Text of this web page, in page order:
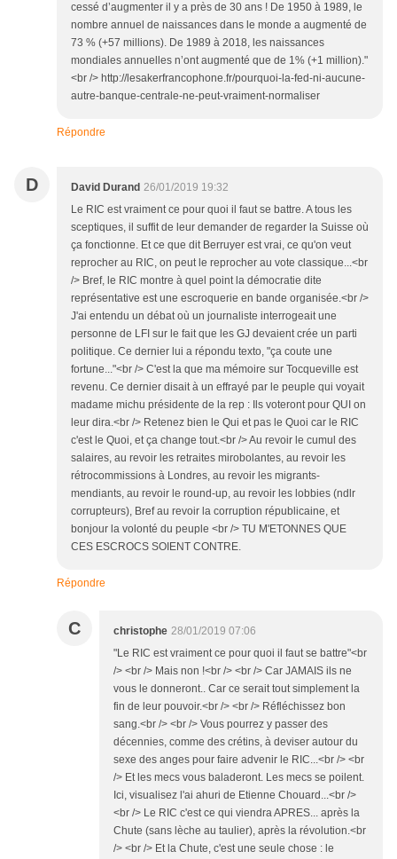
cessé d’augmenter il y a près de 30 ans ! De 1950 à 1989, le
nombre annuel de naissances dans le monde a augmenté de
73 % (+57 millions). De 1989 à 2018, les naissances
mondiales annuelles n’ont augmenté que de 1% (+1 million)."
<br /> http://lesakerfrancophone.fr/pourquoi-la-fed-ni-aucune-
autre-banque-centrale-ne-peut-vraiment-normaliser
Répondre
D David Durand 26/01/2019 19:32
Le RIC est vraiment ce pour quoi il faut se battre. A tous les
sceptiques, il suffit de leur demander de regarder la Suisse où
ça fonctionne. Et ce que dit Berruyer est vrai, ce qu'on veut
reprocher au RIC, on peut le reprocher au vote classique...<br
/> Bref, le RIC montre à quel point la démocratie dite
représentative est une escroquerie en bande organisée.<br />
J'ai entendu un débat où un journaliste interrogeait une
personne de LFI sur le fait que les GJ devaient crée un parti
politique. Ce dernier lui a répondu texto, "ça coute une
fortune..."<br /> C'est la que ma mémoire sur Tocqueville est
revenu. Ce dernier disait à un effrayé par le peuple qui voyait
madame michu présidente de la rep : Ils voteront pour QUI on
leur dira.<br /> Retenez bien le Qui et pas le Quoi car le RIC
c'est le Quoi, et ça change tout.<br /> Au revoir le cumul des
salaires, au revoir les retraites mirobolantes, au revoir les
rétrocommissions à Londres, au revoir les migrants-
mendiants, au revoir le round-up, au revoir les lobbies (ndlr
corrupteurs), Bref au revoir la corruption républicaine, et
bonjour la volonté du peuple <br /> TU M'ETONNES QUE
CES ESCROCS SOIENT CONTRE.
Répondre
C christophe 28/01/2019 07:06
"Le RIC est vraiment ce pour quoi il faut se battre"<br
/> <br /> Mais non !<br /> <br /> Car JAMAIS ils ne
vous le donneront.. Car ce serait tout simplement la
fin de leur pouvoir.<br /> <br /> Réfléchissez bon
sang.<br /> <br /> Vous pourrez y passer des
décennies, comme des crétins, à deviser autour du
sexe des anges pour faire advenir le RIC...<br /> <br
/> Et les mecs vous baladeront. Les mecs se poilent.
Ici, visualisez l'ai ahuri de Etienne Chouard...<br />
<br /> Le RIC c'est ce qui viendra APRES... après la
Chute (sans lèche au taulier), après la révolution.<br
/> <br /> Et la Chute, c'est une seule chose : le